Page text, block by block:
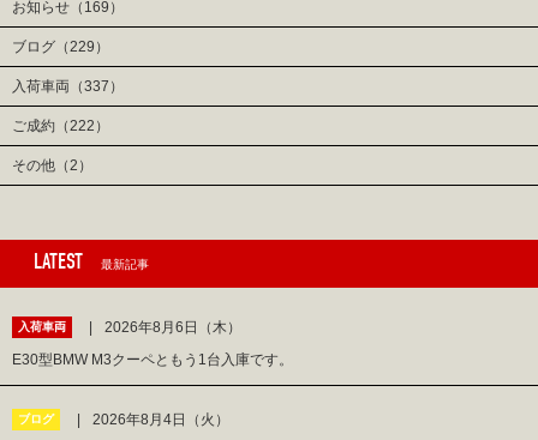
お知らせ（169）
ブログ（229）
入荷車両（337）
ご成約（222）
その他（2）
LATEST 最新記事
入荷車両
2026年8月6日（木）
E30型BMW M3クーペともう1台入庫です。
ブログ
2026年8月4日（火）